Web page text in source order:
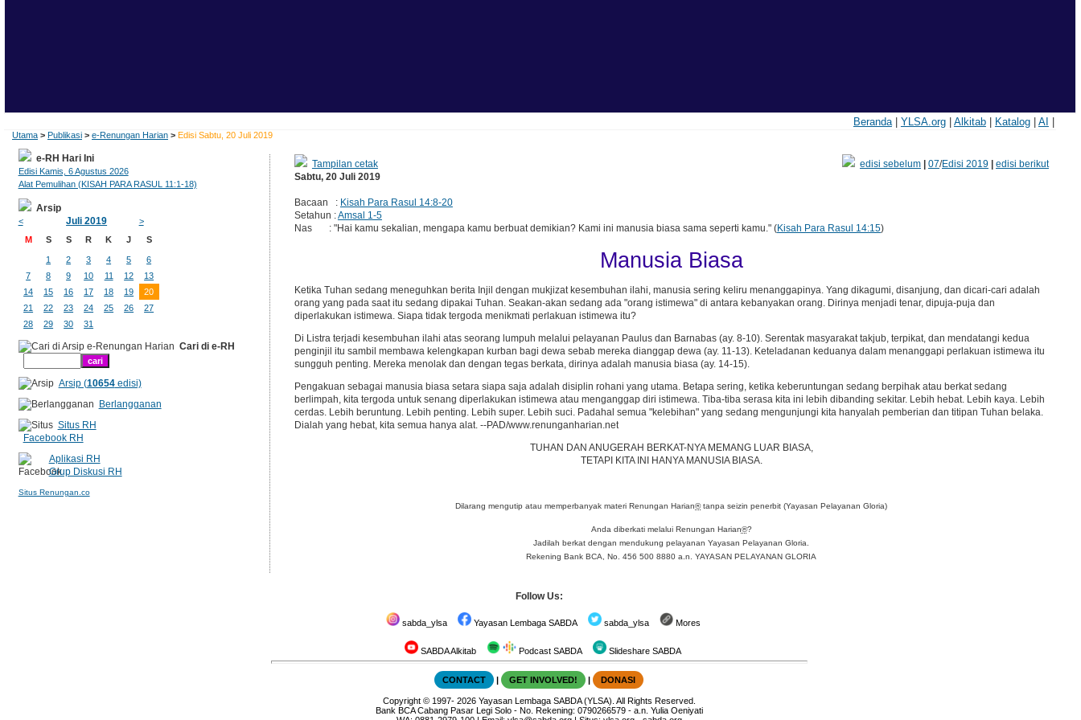
Beranda| YLSA.org| Alkitab| Katalog| AI
Utama > Publikasi > e-Renungan Harian > Edisi Sabtu, 20 Juli 2019
Tampilan cetak edisi sebelum| 07/Edisi 2019| edisi berikut
Sabtu, 20 Juli 2019
Bacaan : Kisah Para Rasul 14:8-20
Setahun :Amsal 1-5
Nas : "Hai kamu sekalian, mengapa kamu berbuat demikian? Kami ini manusia biasa sama seperti kamu." (Kisah Para Rasul 14:15)
Manusia Biasa
Ketika Tuhan sedang meneguhkan berita Injil dengan mukjizat kesembuhan ilahi, manusia sering keliru menanggapinya. Yang dikagumi, disanjung, dan dicari-cari adalah
orang yang pada saat itu sedang dipakai Tuhan. Seakan-akan sedang ada "orang istimewa" di antara kebanyakan orang. Dirinya menjadi tenar, dipuja-puja dan
diperlakukan istimewa. Siapa tidak tergoda menikmati perlakuan istimewa itu?
Di Listra terjadi kesembuhan ilahi atas seorang lumpuh melalui pelayanan Paulus dan Barnabas (ay. 8-10). Serentak masyarakat takjub, terpikat, dan mendatangi kedua
penginjil itu sambil membawa kelengkapan kurban bagi dewa sebab mereka dianggap dewa (ay. 11-13). Keteladanan keduanya dalam menanggapi perlakuan istimewa itu
sungguh penting. Mereka menolak dan dengan tegas berkata, dirinya adalah manusia biasa (ay. 14-15).
Pengakuan sebagai manusia biasa setara siapa saja adalah disiplin rohani yang utama. Betapa sering, ketika keberuntungan sedang berpihak atau berkat sedang
berlimpah, kita tergoda untuk senang diperlakukan istimewa atau menganggap diri istimewa. Tiba-tiba serasa kita ini lebih dibanding sekitar. Lebih hebat. Lebih kaya. Lebih
cerdas. Lebih beruntung. Lebih penting. Lebih super. Lebih suci. Padahal semua "kelebihan" yang sedang mengunjungi kita hanyalah pemberian dan titipan Tuhan belaka.
Dialah yang hebat, kita semua hanya alat. --PAD/www.renunganharian.net
TUHAN DAN ANUGERAH BERKAT-NYA MEMANG LUAR BIASA,
TETAPI KITA INI HANYA MANUSIA BIASA.
Dilarang mengutip atau memperbanyak materi Renungan Harian®tanpa seizin penerbit (Yayasan Pelayanan Gloria)
Anda diberkati melalui Renungan Harian®?
Jadilah berkat dengan mendukung pelayanan Yayasan Pelayanan Gloria.
Rekening Bank BCA, No. 456 500 8880 a.n. YAYASAN PELAYANAN GLORIA
e-RH Hari Ini
Edisi Kamis, 6 Agustus 2026
Alat Pemulihan (KISAH PARA RASUL 11:1-18)
Arsip
< Juli 2019
>
M
S S R K J S
1 2 3 4 5
6
7
8 9 10 11 12
13
14
15 16 17 18 19
20
21
22 23 24 25 26
27
28
29 30 31
Cari di e-RH
Arsip (10654edisi)
Berlangganan
Situs RH
Facebook RH
Aplikasi RH
Grup Diskusi RH
Situs Renungan.co
Follow Us:
sabda_ylsa Yayasan Lembaga SABDA sabda_ylsa Mores
SABDA Alkitab Podcast SABDA Slideshare SABDA
CONTACT | GET INVOLVED! | DONASI
Copyright© 1997- 2026 Yayasan Lembaga SABDA (YLSA). All Rights Reserved.
Bank BCA Cabang Pasar Legi Solo - No. Rekening: 0790266579 - a.n. Yulia Oeniyati